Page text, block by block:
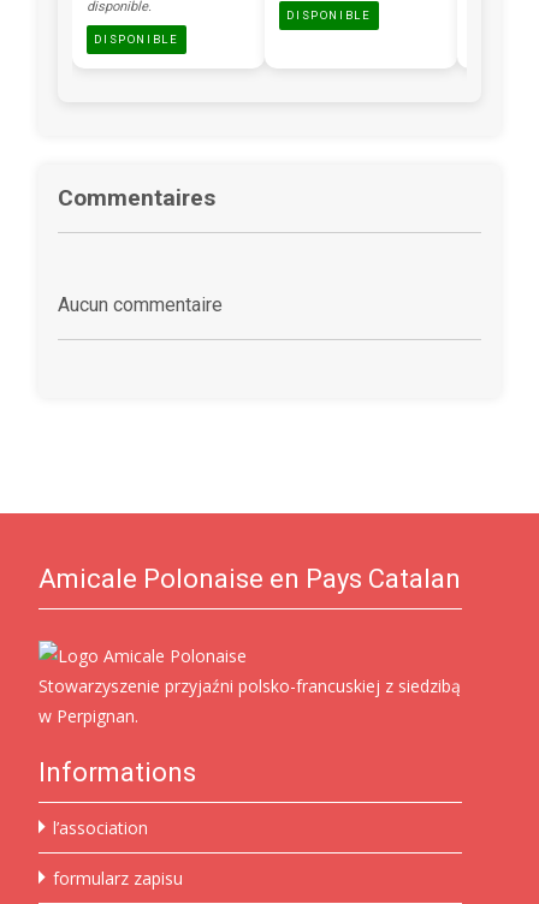
disponible.
DISPONIBLE
DISPONIBLE
Commentaires
Aucun commentaire
Amicale Polonaise en Pays Catalan
Stowarzyszenie przyjaźni polsko-francuskiej z siedzibą
w Perpignan.
Informations
l’association
formularz zapisu